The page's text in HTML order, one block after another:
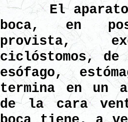
El aparato
boca, en
provista,
ciclóstomos, de
esófago,
termina en un
de la cara